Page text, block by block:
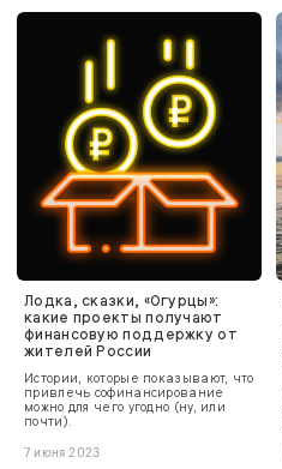
Лодка, сказки, «Огурцы»:
какие проекты получают
финансовую поддержку от
жителей России
Истории, которые показывают, что
привлечь софинансирование
можно для чего угодно (ну, или
почти).
7 июня 2023